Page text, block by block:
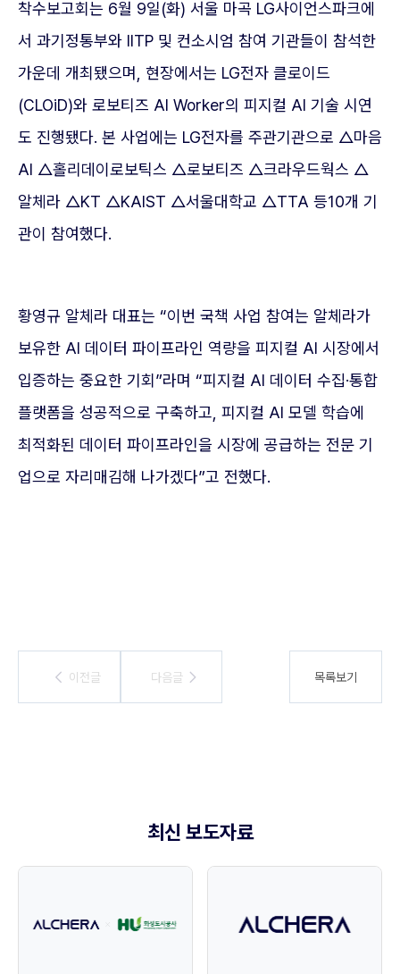
착수보고회는 6월 9일(화) 서울 마곡 LG사이언스파크에
서 과기정통부와 IITP 및 컨소시엄 참여 기관들이 참석한
가운데 개최됐으며, 현장에서는 LG전자 클로이드
(CLOiD)와 로보티즈 AI Worker의 피지컬 AI 기술 시연
도 진행됐다. 본 사업에는 LG전자를 주관기관으로 △마음
AI △홀리데이로보틱스 △로보티즈 △크라우드웍스 △
알체라 △KT △KAIST △서울대학교 △TTA 등10개 기
관이 참여했다.
황영규 알체라 대표는 “이번 국책 사업 참여는 알체라가
보유한 AI 데이터 파이프라인 역량을 피지컬 AI 시장에서
입증하는 중요한 기회”라며 “피지컬 AI 데이터 수집·통합
플랫폼을 성공적으로 구축하고, 피지컬 AI 모델 학습에
최적화된 데이터 파이프라인을 시장에 공급하는 전문 기
업으로 자리매김해 나가겠다”고 전했다.
이전글
이전글 다음글
다음글 목록보기
최신 보도자료